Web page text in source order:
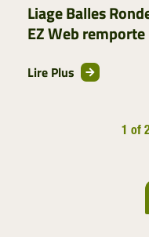
Liage Balles
EZ Web
Lire Plus
1 of